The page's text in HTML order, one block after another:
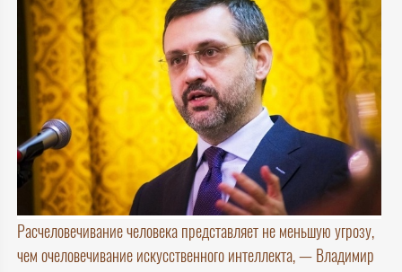
Расчеловечивание человека представляет не меньшую угрозу,
чем очеловечивание искусственного интеллекта, — Владимир